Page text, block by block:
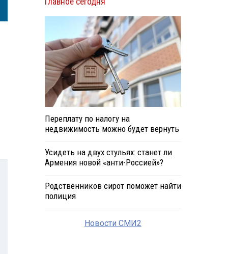
Переплату по налогу на
недвижимость можно будет вернуть
Усидеть на двух стульях: станет ли
Армения новой «анти-Россией»?
Родственников сирот поможет найти
полиция
Новости СМИ2